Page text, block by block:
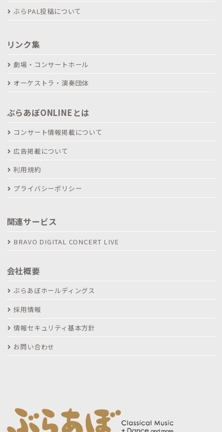
ぶらPAL投稿について
リンク集
劇場・コンサートホール
オーケストラ・演奏団体
ぶらあぼONLINEとは
コンサート情報掲載について
広告掲載について
利用規約
プライバシーポリシー
関連サービス
BRAVO DIGITAL CONCERT LIVE
会社概要
ぶらあぼホールディングス
採用情報
情報セキュリティ基本方針
お問い合わせ